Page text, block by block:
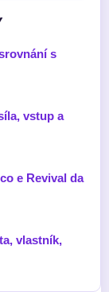
s
vstup a
e Revival da
vlastník,